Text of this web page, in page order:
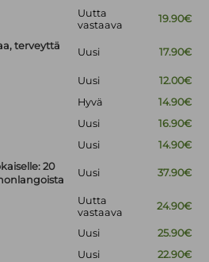
Uutta
vastaava
19.90€
terveyttä
Uusi 17.90€
Uusi
12.00€
Hyvä
14.90€
Uusi
16.90€
Uusi
14.90€
20
Uusi 37.90€
Uutta
vastaava
24.90€
Uusi
25.90€
Uusi
22.90€